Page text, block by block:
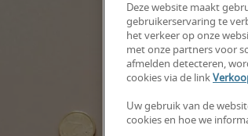
Deze website maakt
gebruikerservaring te
het verkeer op onze
met onze partners voor
afmelden detecteren,
cookies via de link
Uw gebruik van de
cookies en hoe we